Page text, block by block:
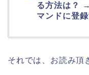
る方法は？
マンドに登
それでは、お読み頂